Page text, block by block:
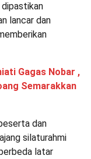
lancar dan
Gagas Nobar ,
Semarakkan
dan
silaturahmi
latar